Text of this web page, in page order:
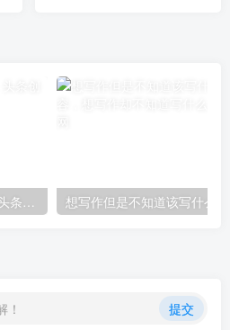
头条创作怎么才有收益，头条创作怎么才有收益？
！ 提交